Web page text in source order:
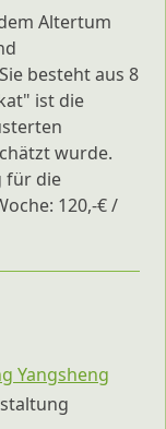
Altertum
besteht aus 8
ist die
wurde.
für die
120,-€ /
Yangsheng